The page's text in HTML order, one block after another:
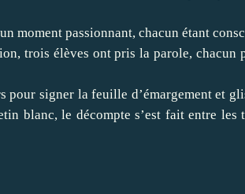
moment passionnant, chacun étant
trois élèves ont pris la parole, chacun
pour signer la feuille d’émargement et
blanc, le décompte s’est fait entre les